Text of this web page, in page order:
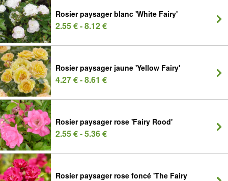
Rosier paysager blanc 'White Fairy'
2.55 € - 8.12 €
Rosier paysager jaune 'Yellow Fairy'
4.27 € - 8.61 €
Rosier paysager rose 'Fairy Rood'
2.55 € - 5.36 €
Rosier paysager rose foncé 'The Fairy